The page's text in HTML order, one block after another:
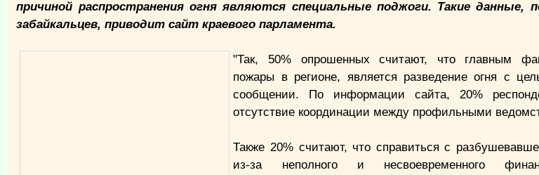
причиной распространения огня являются специальные поджоги. Такие данные,
забайкальцев, приводит сайт краевого парламента.
"Так, 50% опрошенных считают, что главным
пожары в регионе, является разведение огня с
сообщении. По информации сайта, 20%
отсутствие координации между профильными
Также 20% считают, что справиться с
из-за неполного и несвоевременного